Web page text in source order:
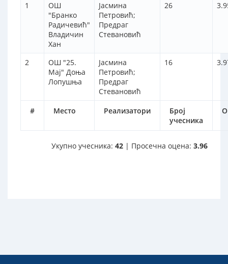
# Место Реализатори
Број
учесника
1
ОШ
"Бранко
Радичевић"
Владичин
Хан
Јасмина
Петровић;
Предраг
Стевановић
26
2
ОШ "25.
Мај" Доња
Лопушња
Јасмина
Петровић;
Предраг
Стевановић
16
Укупно учесника: 42 | Просечна оцена: 3.96